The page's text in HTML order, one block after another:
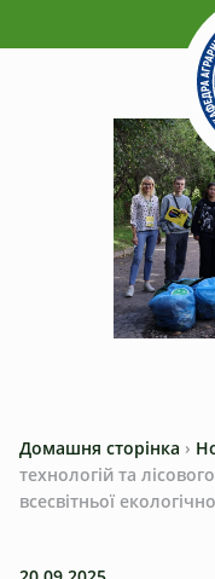
Домашня сторінка ›
технологій та
всесвітньої